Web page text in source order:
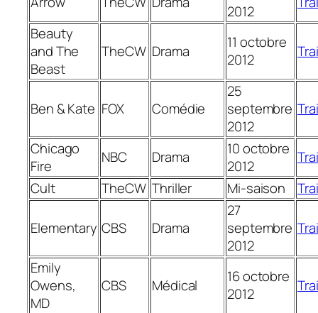
2012
Beauty
and The
Beast
TheCW Drama
11 octobre
2012
Ben & Kate FOX Comédie
25
septembre
2012
Chicago
Fire
NBC Drama
10 octobre
2012
Cult
TheCW Thriller Mi-saison
Elementary CBS Drama
27
septembre
2012
Emily
Owens,
MD
CBS Médical
16 octobre
2012